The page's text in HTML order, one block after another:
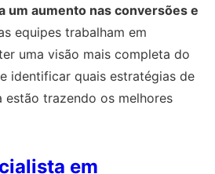
um aumento nas conversões e
equipes trabalham em
uma visão mais completa do
identificar quais estratégias de
estão trazendo os melhores
em